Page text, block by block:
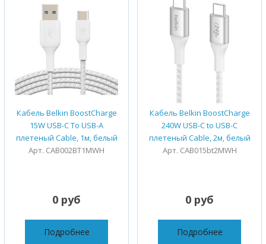
Кабель Belkin BoostCharge
15W USB-C To USB-A
плетеный Cable, 1м, белый
Арт. CAB002BT1MWH
0 руб
Подробнее
Кабель Belkin BoostCharge
240W USB-C to USB-C
плетеный Cable, 2м, белый
Арт. CAB015bt2MWH
0 руб
Подробнее